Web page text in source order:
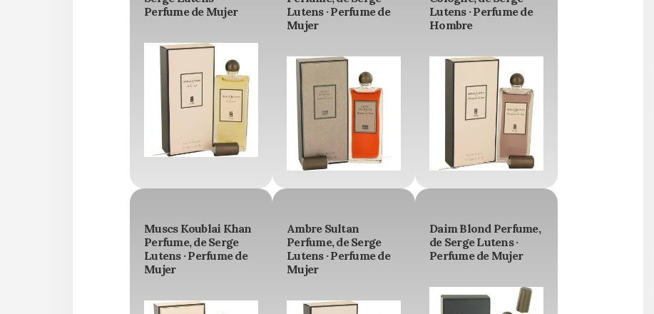
Perfume de Mujer
Lutens · Perfume de
Mujer
Lutens · Perfume de
Hombre
Muscs Koublai Khan
Perfume, de Serge
Lutens · Perfume de
Mujer
Ambre Sultan
Perfume, de Serge
Lutens · Perfume de
Mujer
Daim Blond Perfume,
de Serge Lutens ·
Perfume de Mujer